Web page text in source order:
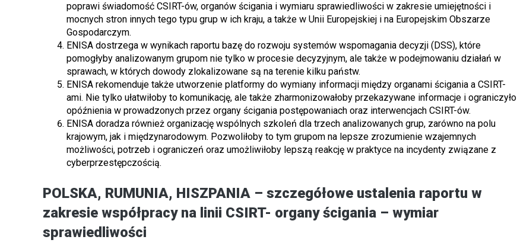
poprawi świadomość CSIRT-ów, organów ścigania i wymiaru sprawiedliwości w zakresie umiejętności i
mocnych stron innych tego typu grup w ich kraju, a także w Unii Europejskiej i na Europejskim Obszarze
Gospodarczym.
ENISA dostrzega w wynikach raportu bazę do rozwoju systemów wspomagania decyzji (DSS), które
pomogłyby analizowanym grupom nie tylko w procesie decyzyjnym, ale także w podejmowaniu działań w
sprawach, w których dowody zlokalizowane są na terenie kilku państw.
ENISA rekomenduje także utworzenie platformy do wymiany informacji między organami ścigania a CSIRT-
ami. Nie tylko ułatwiłoby to komunikację, ale także zharmonizowałoby przekazywane informacje i ograniczyło
opóźnienia w prowadzonych przez organy ścigania postępowaniach oraz interwencjach CSIRT-ów.
ENISA doradza również organizację wspólnych szkoleń dla trzech analizowanych grup, zarówno na polu
krajowym, jak i międzynarodowym. Pozwoliłoby to tym grupom na lepsze zrozumienie wzajemnych
możliwości, potrzeb i ograniczeń oraz umożliwiłoby lepszą reakcję w praktyce na incydenty związane z
cyberprzestępczością.
POLSKA, RUMUNIA, HISZPANIA – szczegółowe ustalenia raportu w
zakresie współpracy na linii CSIRT- organy ścigania – wymiar
sprawiedliwości